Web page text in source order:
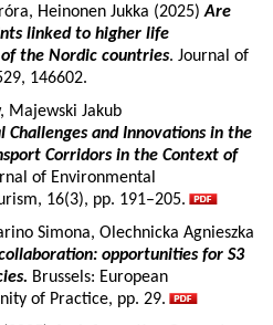
Heinonen Jukka (2025)Are
linked to higher life
the Nordic countries. Journal of
146602.
Majewski Jakub
Challenges and Innovations in the
Corridors in the Context of
of Environmental
16(3), pp. 191–205.
Simona, Olechnicka Agnieszka
opportunities for S3
Brussels: European
of Practice, pp. 29.